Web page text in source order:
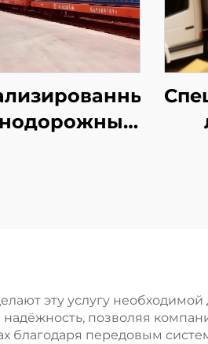
эту услугу
позволяя
благодаря передовым